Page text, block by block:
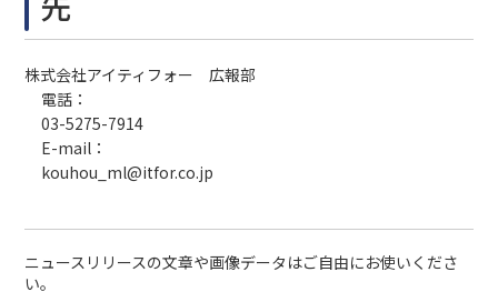
株式会社アイティフォー 広報部
電話：
03-5275-7914
E-mail：
kouhou_ml@itfor.co.jp
ニュースリリースの文章や画像データはご自由にお使いくださ
い。